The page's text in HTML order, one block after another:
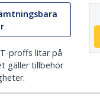
proffs litar på
gäller tillbehör